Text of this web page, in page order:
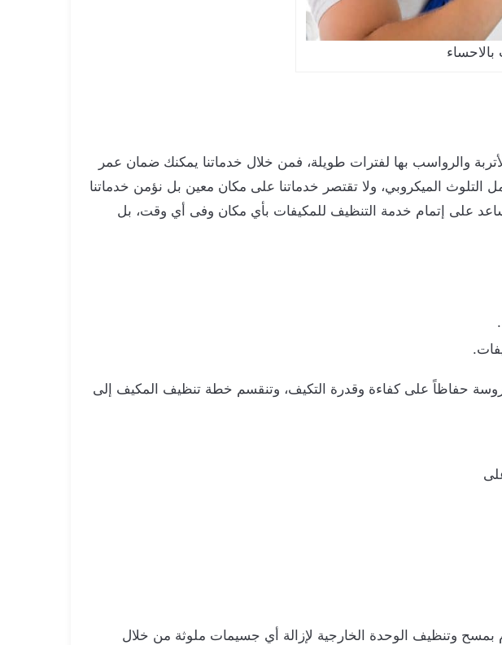
والرواسب بها لفترات طويلة، فمن خلال خدماتنا يمكنك ضمان عمر
الميكروبي، ولا تقتصر خدماتنا على مكان معين بل نؤمن خدماتنا
تساعد على إتمام خدمة التنظيف للمكيفات بأي مكان وفى أي وقت، بل
حفاظاً على كفاءة وقدرة التكيف، وتنقسم خطة تنظيف المكيف إلى
بمسح وتنظيف الوحدة الخارجية لإزالة أي جسيمات ملوثة من خلال